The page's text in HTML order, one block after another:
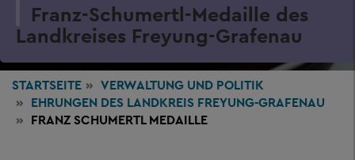
Franz-Schumertl-Medaille des
Landkreises Freyung-Grafenau
STARTSEITE VERWALTUNG UND POLITIK
EHRUNGEN DES LANDKREIS FREYUNG-GRAFENAU
FRANZ SCHUMERTL MEDAILLE